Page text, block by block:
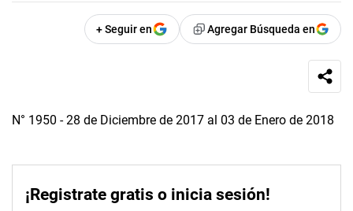
+ Seguir en Agregar Búsqueda en
N° 1950 - 28 de Diciembre de 2017 al 03 de Enero de 2018
¡Registrate gratis o inicia sesión!